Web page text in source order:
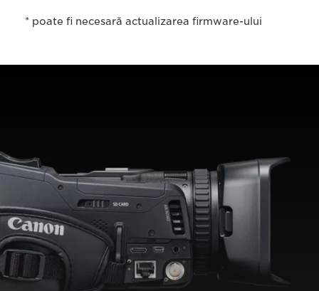
* poate fi necesară actualizarea firmware-ului